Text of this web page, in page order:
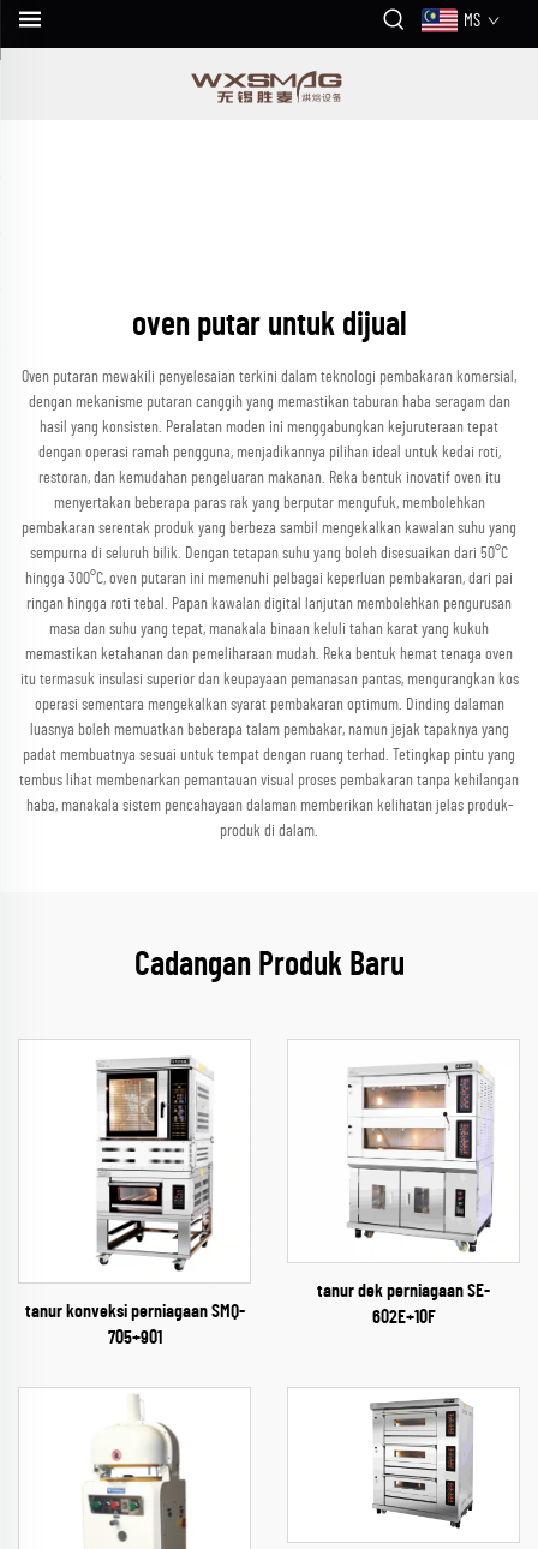
MS
oven putar untuk dijual
Oven putaran mewakili penyelesaian terkini dalam teknologi pembakaran komersial,
dengan mekanisme putaran canggih yang memastikan taburan haba seragam dan
hasil yang konsisten. Peralatan moden ini menggabungkan kejuruteraan tepat
dengan operasi ramah pengguna, menjadikannya pilihan ideal untuk kedai roti,
restoran, dan kemudahan pengeluaran makanan. Reka bentuk inovatif oven itu
menyertakan beberapa paras rak yang berputar mengufuk, membolehkan
pembakaran serentak produk yang berbeza sambil mengekalkan kawalan suhu yang
sempurna di seluruh bilik. Dengan tetapan suhu yang boleh disesuaikan dari 50°C
hingga 300°C, oven putaran ini memenuhi pelbagai keperluan pembakaran, dari pai
ringan hingga roti tebal. Papan kawalan digital lanjutan membolehkan pengurusan
masa dan suhu yang tepat, manakala binaan keluli tahan karat yang kukuh
memastikan ketahanan dan pemeliharaan mudah. Reka bentuk hemat tenaga oven
itu termasuk insulasi superior dan keupayaan pemanasan pantas, mengurangkan kos
operasi sementara mengekalkan syarat pembakaran optimum. Dinding dalaman
luasnya boleh memuatkan beberapa talam pembakar, namun jejak tapaknya yang
padat membuatnya sesuai untuk tempat dengan ruang terhad. Tetingkap pintu yang
tembus lihat membenarkan pemantauan visual proses pembakaran tanpa kehilangan
haba, manakala sistem pencahayaan dalaman memberikan kelihatan jelas produk-
produk di dalam.
Cadangan Produk Baru
tanur konveksi perniagaan SMQ-
705+901
tanur dek perniagaan SE-
602E+10F